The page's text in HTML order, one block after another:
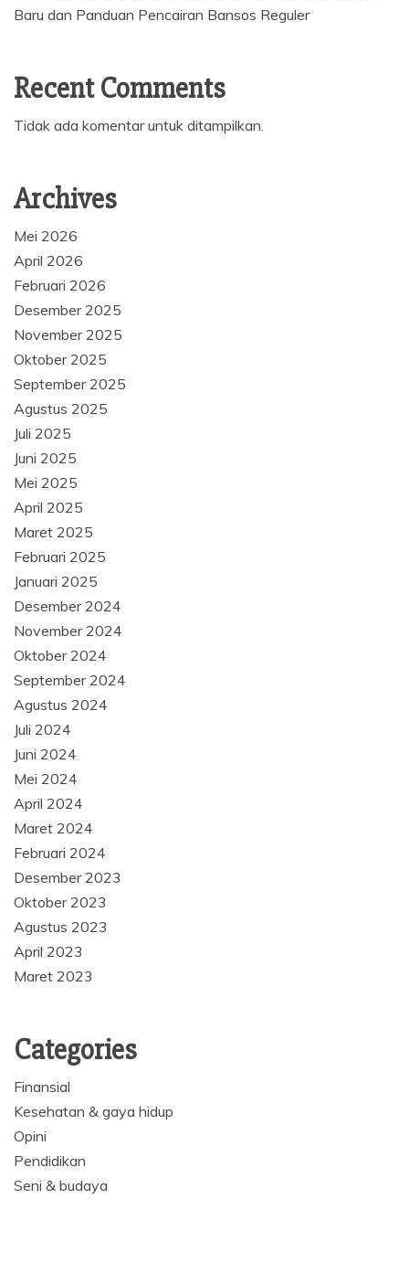
Baru dan Panduan Pencairan Bansos Reguler
Recent Comments
Tidak ada komentar untuk ditampilkan.
Archives
Mei 2026
April 2026
Februari 2026
Desember 2025
November 2025
Oktober 2025
September 2025
Agustus 2025
Juli 2025
Juni 2025
Mei 2025
April 2025
Maret 2025
Februari 2025
Januari 2025
Desember 2024
November 2024
Oktober 2024
September 2024
Agustus 2024
Juli 2024
Juni 2024
Mei 2024
April 2024
Maret 2024
Februari 2024
Desember 2023
Oktober 2023
Agustus 2023
April 2023
Maret 2023
Categories
Finansial
Kesehatan & gaya hidup
Opini
Pendidikan
Seni & budaya